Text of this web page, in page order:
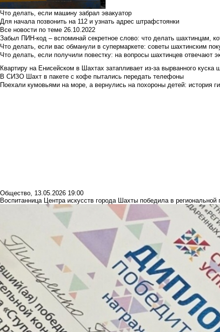
Что делать, если машину забрал эвакуатор
Для начала позвонить на 112 и узнать адрес штрафстоянки
Все новости по теме 26.10.2022
Забыл ПИН-код – вспоминай секретное слово: что делать шахтинцам,
Что делать, если вас обманули в супермаркете: советы шахтинским
Что делать, если получили повестку: на вопросы шахтинцев отвечают
Квартиру на Енисейском в Шахтах затапливает из-за вырванного
В СИЗО Шахт в пакете с кофе пытались передать телефоны
Поехали кумовьями на море, а вернулись на похороны детей: история
Общество, 13.05.2026 19:00
Воспитанница Центра искусств города Шахты победила в